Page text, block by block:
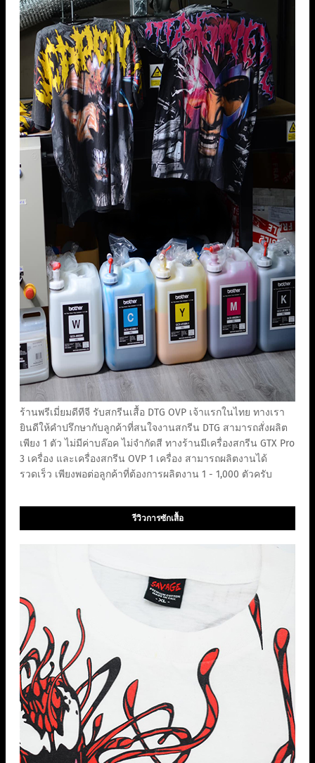
ร้านพรีเมี่ยมดีทีจี รับสกรีนเสื้อ DTG OVP เจ้าแรกในไทย ทางเรา
ยินดีให้คำปรึกษากับลูกค้าที่สนใจงานสกรีน DTG สามารถสั่งผลิต
เพียง 1 ตัว ไม่มีค่าบล๊อค ไม่จำกัดสี ทางร้านมีเครื่องสกรีน GTX Pro
3 เครื่อง และเครื่องสกรีน OVP 1 เครื่อง สามารถผลิตงานได้
รวดเร็ว เพียงพอต่อลูกค้าที่ต้องการผลิตงาน 1 - 1,000 ตัวครับ
รีวิวการซักเสื้อ